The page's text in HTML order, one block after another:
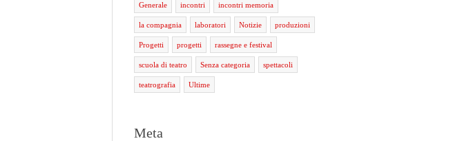
Generale incontri incontri memoria
la compagnia laboratori Notizie produzioni
Progetti progetti rassegne e festival
scuola di teatro Senza categoria spettacoli
teatrografia Ultime
Meta